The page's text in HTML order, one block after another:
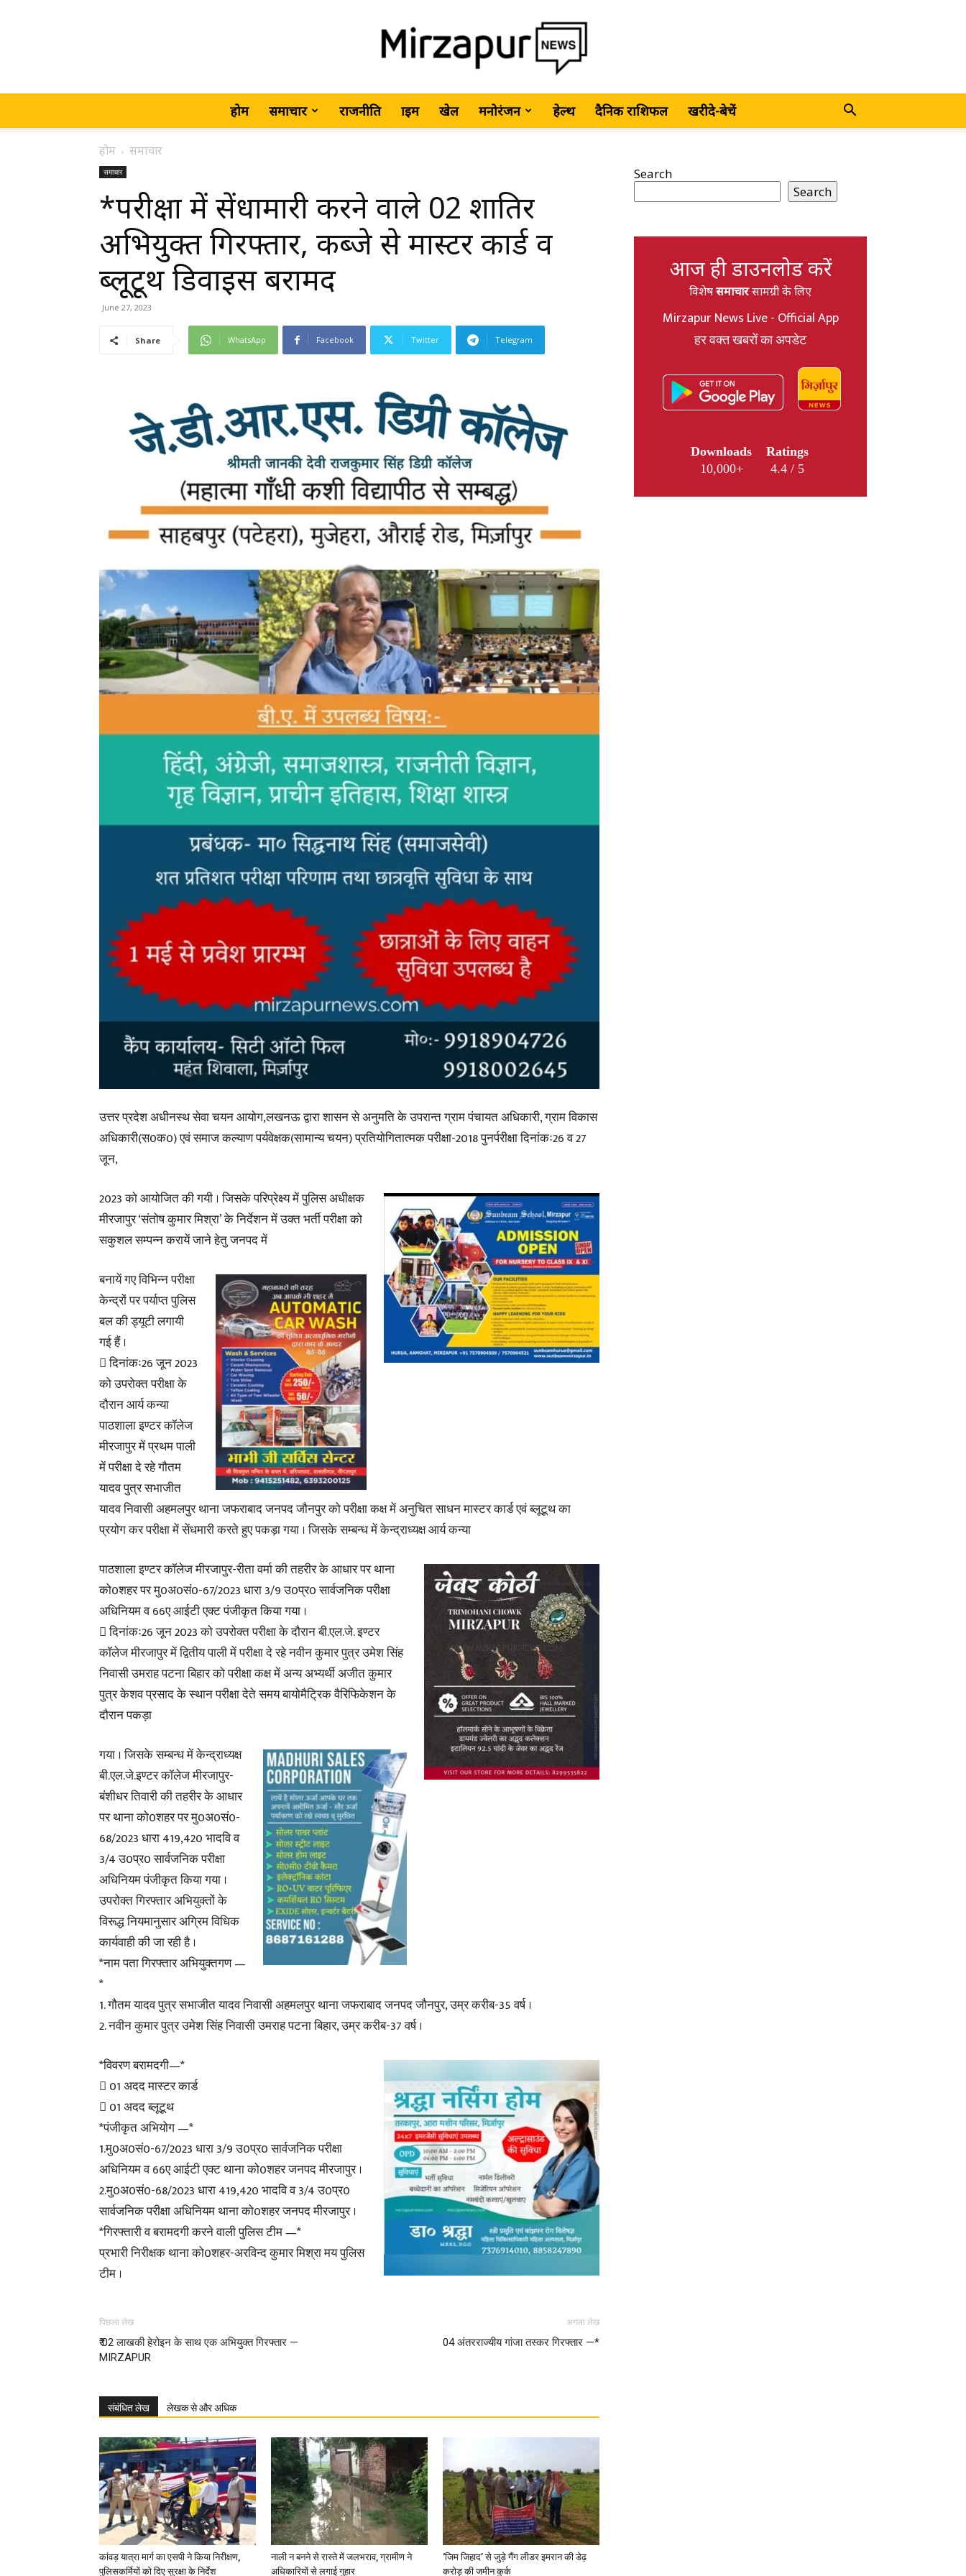
MirzapurNews.com
•
News,
Latest
News
in
Hindi,
Today
Hindi
Paper
होम समाचार राजनीति क्राइम खेल मनोरंजन हेल्थ दैनिक राशिफल खरीदे-बेचें
होम समाचार
समाचार
*परीक्षा में सेंधामारी करने वाले 02 शातिर
अभियुक्त गिरफ्तार, कब्जे से मास्टर कार्ड व
ब्लूटूथ डिवाइस बरामद
June 27, 2023
Share WhatsApp Facebook Twitter Telegram
उत्तर प्रदेश अधीनस्थ सेवा चयन आयोग,लखनऊ द्वारा शासन से अनुमति के उपरान्त ग्राम पंचायत अधिकारी, ग्राम विकास
अधिकारी(स0क0) एवं समाज कल्याण पर्यवेक्षक(सामान्य चयन) प्रतियोगितात्मक परीक्षा-2018 पुनर्परीक्षा दिनांकः26 व 27
जून,
2023 को आयोजित की गयी । जिसके परिप्रेक्ष्य में पुलिस अधीक्षक
मीरजापुर ‘संतोष कुमार मिश्रा’ के निर्देशन में उक्त भर्ती परीक्षा को
सकुशल सम्पन्न करायें जाने हेतु जनपद में
बनायें गए विभिन्न परीक्षा
केन्द्रों पर पर्याप्त पुलिस
बल की ड्यूटी लगायी
गई हैं ।
 दिनांकः26 जून 2023
को उपरोक्त परीक्षा के
दौरान आर्य कन्या
पाठशाला इण्टर कॉलेज
मीरजापुर में प्रथम पाली
में परीक्षा दे रहे गौतम
यादव पुत्र सभाजीत
यादव निवासी अहमलपुर थाना जफराबाद जनपद जौनपुर को परीक्षा कक्ष में अनुचित साधन मास्टर कार्ड एवं ब्लूटूथ का
प्रयोग कर परीक्षा में सेंधमारी करते हुए पकड़ा गया । जिसके सम्बन्ध में केन्द्राध्यक्ष आर्य कन्या
पाठशाला इण्टर कॉलेज मीरजापुर-रीता वर्मा की तहरीर के आधार पर थाना
को0शहर पर मु0अ0सं0-67/2023 धारा 3/9 उ0प्र0 सार्वजनिक परीक्षा
अधिनियम व 66ए आईटी एक्ट पंजीकृत किया गया ।
 दिनांकः26 जून 2023 को उपरोक्त परीक्षा के दौरान बी.एल.जे. इण्टर
कॉलेज मीरजापुर में द्वितीय पाली में परीक्षा दे रहे नवीन कुमार पुत्र उमेश सिंह
निवासी उमराह पटना बिहार को परीक्षा कक्ष में अन्य अभ्यर्थी अजीत कुमार
पुत्र केशव प्रसाद के स्थान परीक्षा देते समय बायोमैट्रिक वैरिफिकेशन के
दौरान पकड़ा
गया । जिसके सम्बन्ध में केन्द्राध्यक्ष
बी.एल.जे.इण्टर कॉलेज मीरजापुर-
बंशीधर तिवारी की तहरीर के आधार
पर थाना को0शहर पर मु0अ0सं0-
68/2023 धारा 419,420 भादवि व
3/4 उ0प्र0 सार्वजनिक परीक्षा
अधिनियम पंजीकृत किया गया ।
उपरोक्त गिरफ्तार अभियुक्तों के
विरूद्ध नियमानुसार अग्रिम विधिक
कार्यवाही की जा रही है ।
*नाम पता गिरफ्तार अभियुक्तगण —
*
1. गौतम यादव पुत्र सभाजीत यादव निवासी अहमलपुर थाना जफराबाद जनपद जौनपुर, उम्र करीब-35 वर्ष ।
2. नवीन कुमार पुत्र उमेश सिंह निवासी उमराह पटना बिहार, उम्र करीब-37 वर्ष ।
*विवरण बरामदगी—*
 01 अदद मास्टर कार्ड
 01 अदद ब्लूटूथ
*पंजीकृत अभियोग —*
1.मु0अ0सं0-67/2023 धारा 3/9 उ0प्र0 सार्वजनिक परीक्षा
अधिनियम व 66ए आईटी एक्ट थाना को0शहर जनपद मीरजापुर ।
2.मु0अ0सं0-68/2023 धारा 419,420 भादवि व 3/4 उ0प्र0
सार्वजनिक परीक्षा अधिनियम थाना को0शहर जनपद मीरजापुर ।
*गिरफ्तारी व बरामदगी करने वाली पुलिस टीम —*
प्रभारी निरीक्षक थाना को0शहर-अरविन्द कुमार मिश्रा मय पुलिस
टीम ।
पिछला लेख
₹ 02 लाखकी हेरोइन के साथ एक अभियुक्त गिरफ्तार —
MIRZAPUR
अगला लेख
04 अंतरराज्यीय गांजा तस्कर गिरफ्तार —*
संबंधित लेख लेखक से और अधिक
कांवड़ यात्रा मार्ग का एसपी ने किया निरीक्षण,
पुलिसकर्मियों को दिए सुरक्षा के निर्देश
नाली न बनने से रास्ते में जलभराव, ग्रामीण ने
अधिकारियों से लगाई गुहार
‘जिम जिहाद’ से जुड़े गैंग लीडर इमरान की डेढ़
करोड़ की जमीन कुर्क
Search
Search
आज ही डाउनलोड करें
विशेषसमाचारसामग्री के लिए
Mirzapur News Live - Official App
हर वक्त खबरों का अपडेट
Downloads
10,000+
Ratings
4.4 / 5